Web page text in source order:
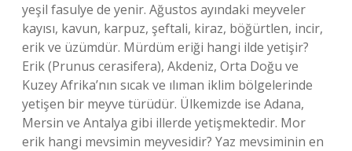
yeşil fasulye de yenir. Ağustos ayındaki meyveler
kayısı, kavun, karpuz, şeftali, kiraz, böğürtlen, incir,
erik ve üzümdür. Mürdüm eriği hangi ilde yetişir?
Erik (Prunus cerasifera), Akdeniz, Orta Doğu ve
Kuzey Afrika’nın sıcak ve ılıman iklim bölgelerinde
yetişen bir meyve türüdür. Ülkemizde ise Adana,
Mersin ve Antalya gibi illerde yetişmektedir. Mor
erik hangi mevsimin meyvesidir? Yaz mevsiminin en